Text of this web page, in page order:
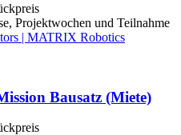
Projektwochen und Teilnahme
| MATRIX Robotics
Bausatz (Miete)